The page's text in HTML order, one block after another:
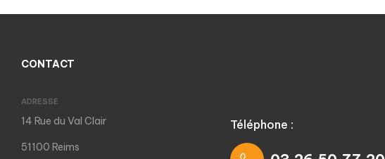
CONTACT
ADRESSE
14 Rue du Val Clair
51100 Reims
Téléphone :